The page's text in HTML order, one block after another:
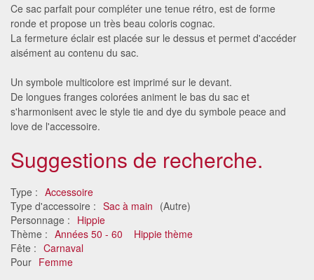
Ce sac parfait pour compléter une tenue rétro, est de forme
ronde et propose un très beau coloris cognac.
La fermeture éclair est placée sur le dessus et permet d'accéder
aisément au contenu du sac.
Un symbole multicolore est imprimé sur le devant.
De longues franges colorées animent le bas du sac et
s'harmonisent avec le style tie and dye du symbole peace and
love de l'accessoire.
Suggestions de recherche.
Type : Accessoire
Type d'accessoire : Sac à main (Autre)
Personnage : Hippie
Thème : Années 50 - 60
Hippie thème
Fête : Carnaval
Pour Femme